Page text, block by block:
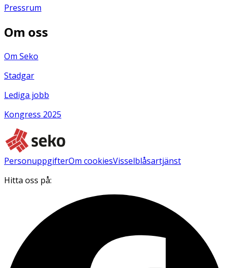
Pressrum
Om oss
Om Seko
Stadgar
Lediga jobb
Kongress 2025
PersonuppgifterOm cookiesVisselblåsartjänst
Hitta oss på: